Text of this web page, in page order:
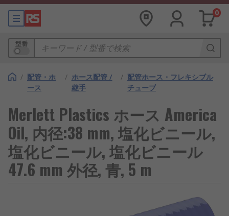
0
型番
/ 配管・ホ
ース
/ ホース配管 /
継手
/ 配管ホース・フレキシブル
チューブ
Merlett Plastics ホース America
Oil, 内径:38 mm, 塩化ビニール,
塩化ビニール, 塩化ビニール
47.6 mm 外径, 青, 5 m